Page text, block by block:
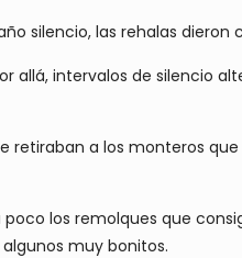
silencio, las rehalas
allá, intervalos de silencio
retiraban a los monteros
los remolques que
muy bonitos.